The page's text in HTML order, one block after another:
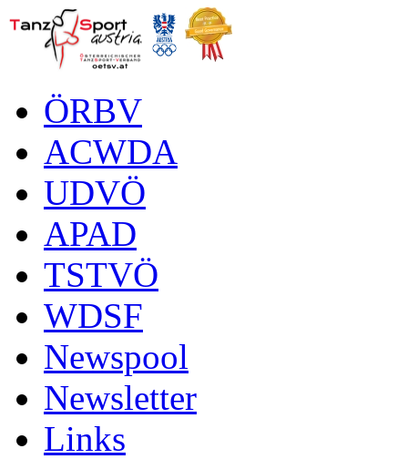
ÖRBV
ACWDA
UDVÖ
APAD
TSTVÖ
WDSF
Newspool
Newsletter
Links